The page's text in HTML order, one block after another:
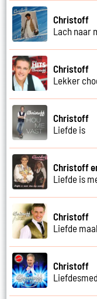
Christoff
Lach naar
Christoff
Lekker
Christoff
Liefde is
Christoff
Liefde is
Christoff
Liefde
Christoff